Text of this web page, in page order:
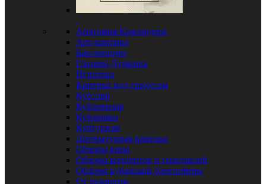
Анатомия Краснодара
Арт-критика
Бар-хоппинг
Глазами Думкина
Игротека
Критика под градусом
Куб.com
Кубловизор
Кублошки
Кубтуризм
Литературная критика
Обзоры кино
Обзоры концертов и спектаклей
Обзоры кубанской блогосферы
От редакции